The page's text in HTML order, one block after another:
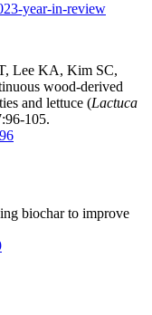
year-in-review
Lee KA, Kim SC,
wood-derived
and lettuce (Lactuca
105.
biochar to improve